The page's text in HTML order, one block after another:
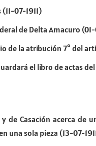
07-1911)
de Delta Amacuro (01-
de la atribución 7° del
el libro de actas del
y de Casación acerca
una sola pieza (13-07-